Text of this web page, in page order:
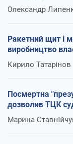
Олександр
Ракетний щит і
виробництво
Кирило Татарінов
Посмертна
дозволив ТЦК
Марина